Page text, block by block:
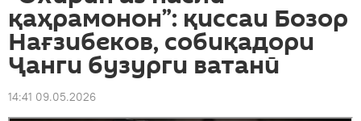
қаҳрамонон”: қиссаи Бозор
Нағзибеков, собиқадори
Ҷанги бузурги ватанӣ
14:41 09.05.2026